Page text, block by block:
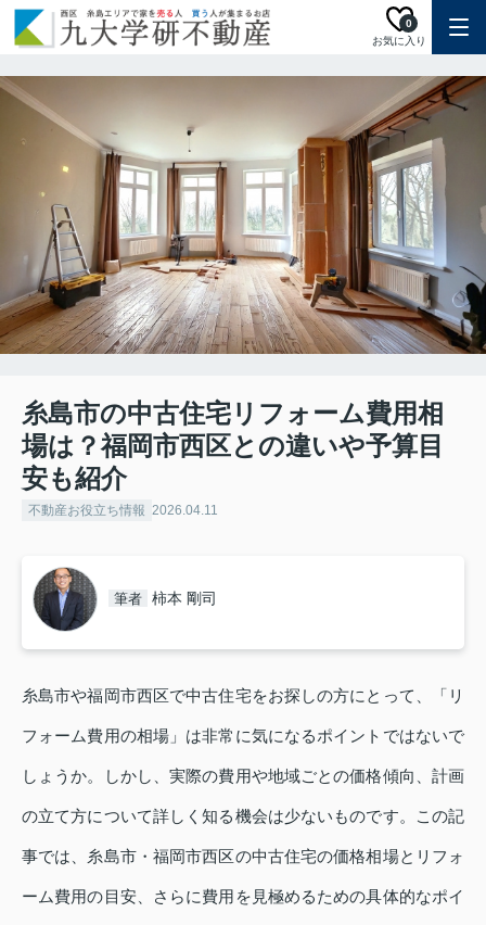
お気に入り
0
糸島市の中古住宅リフォーム費用相
場は？福岡市西区との違いや予算目
安も紹介
不動産お役立ち情報 2026.04.11
筆者 柿本 剛司
糸島市や福岡市西区で中古住宅をお探しの方にとって、「リ
フォーム費用の相場」は非常に気になるポイントではないで
しょうか。しかし、実際の費用や地域ごとの価格傾向、計画
の立て方について詳しく知る機会は少ないものです。この記
事では、糸島市・福岡市西区の中古住宅の価格相場とリフォ
ーム費用の目安、さらに費用を見極めるための具体的なポイ